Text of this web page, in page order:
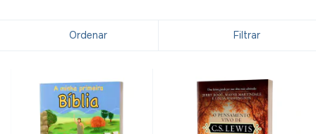
Ordenar Filtrar